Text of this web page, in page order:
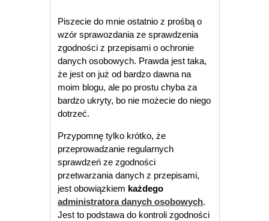
Piszecie do mnie ostatnio z prośbą o
wzór sprawozdania ze sprawdzenia
zgodności z przepisami o ochronie
danych osobowych. Prawda jest taka,
że jest on już od bardzo dawna na
moim blogu, ale po prostu chyba za
bardzo ukryty, bo nie możecie do niego
dotrzeć.
Przypomnę tylko krótko, że
przeprowadzanie regularnych
sprawdzeń ze zgodności
przetwarzania danych z przepisami,
jest obowiązkiem każdego
administratora danych osobowych.
Jest to podstawa do kontroli zgodności